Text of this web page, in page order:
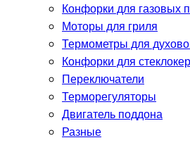
Конфорки для газовых
Моторы для гриля
Термометры для
Конфорки для
Переключатели
Терморегуляторы
Двигатель поддона
Разные